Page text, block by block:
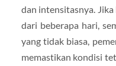
dan intensitasnya.
dari beberapa hari,
yang tidak biasa,
memastikan kondisi